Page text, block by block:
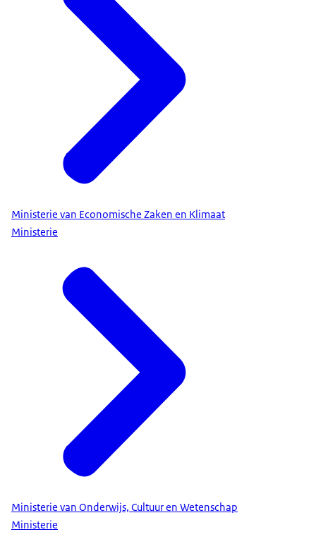
Ministerie van Economische Zaken en Klimaat
Ministerie
Ministerie van Onderwijs, Cultuur en Wetenschap
Ministerie